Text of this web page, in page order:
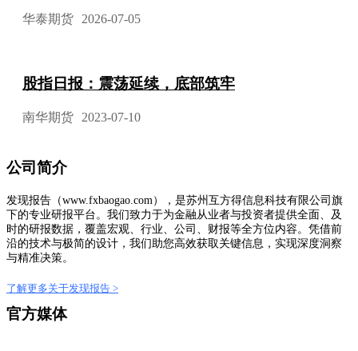
华泰期货 2026-07-05
股指日报：震荡延续，底部筑牢
南华期货 2023-07-10
公司简介
发现报告（www.fxbaogao.com），是苏州互方得信息科技有限公司旗
下的专业研报平台。我们致力于为金融从业者与投资者提供全面、及
时的研报数据，覆盖宏观、行业、公司、财报等全方位内容。凭借前
沿的技术与极简的设计，我们助您高效获取关键信息，实现深度洞察
与精准决策。
了解更多关于发现报告 >
官方媒体